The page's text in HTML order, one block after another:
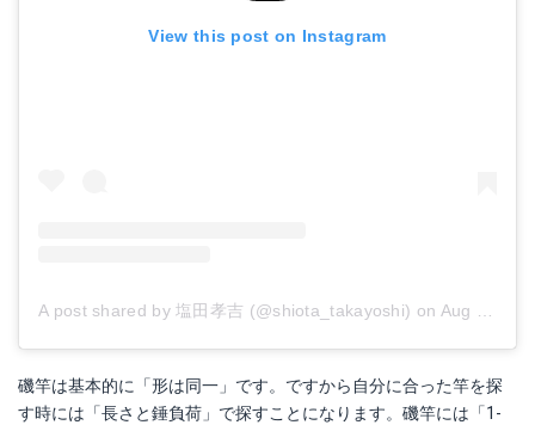
View this post on Instagram
A post shared by 塩田孝吉 (@shiota_takayoshi) on Aug 13, 2018 at 6:56am PDT
磯竿は基本的に「形は同一」です。ですから自分に合った竿を探
す時には「長さと錘負荷」で探すことになります。磯竿には「1-